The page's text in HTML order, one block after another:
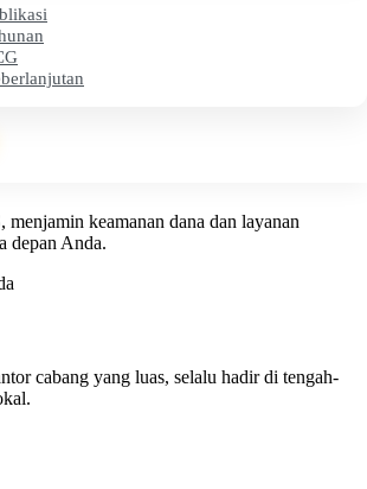
dan transparan untuk kenyamanan operasional
keamanan dana dan layanan
depan Anda.
cabang yang luas, selalu hadir di tengah-